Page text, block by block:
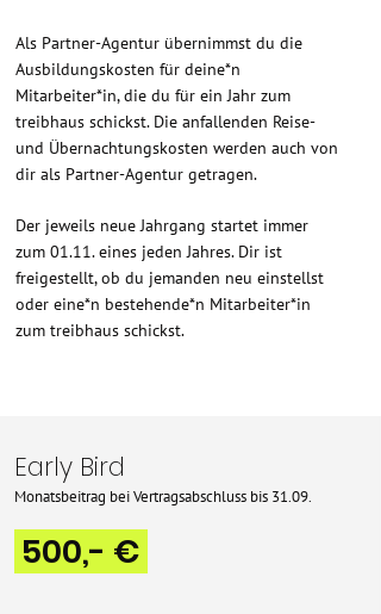
Als Partner-Agentur übernimmst du die
Ausbildungskosten für deine*n
Mitarbeiter*in, die du für ein Jahr zum
treibhaus schickst. Die anfallenden Reise-
und Übernachtungskosten werden auch von
dir als Partner-Agentur getragen.
Der jeweils neue Jahrgang startet immer
zum 01.11. eines jeden Jahres. Dir ist
freigestellt, ob du jemanden neu einstellst
oder eine*n bestehende*n Mitarbeiter*in
zum treibhaus schickst.
Early Bird
Monatsbeitrag beiVertragsabschluss bis 31.09.
500,- €